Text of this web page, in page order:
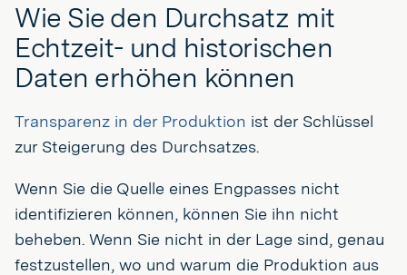
Wie Sie den Durchsatz mit
Echtzeit- und historischen
Daten erhöhen können
Transparenz in der Produktion ist der Schlüssel
zur Steigerung des Durchsatzes.
Wenn Sie die Quelle eines Engpasses nicht
identifizieren können, können Sie ihn nicht
beheben. Wenn Sie nicht in der Lage sind, genau
festzustellen, wo und warum die Produktion aus